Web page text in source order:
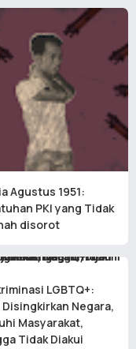
Agustus 1951:
PKI yang Tidak
disorot
LGBTQ+:
Disingkirkan Negara,
Masyarakat,
Tidak Diakui